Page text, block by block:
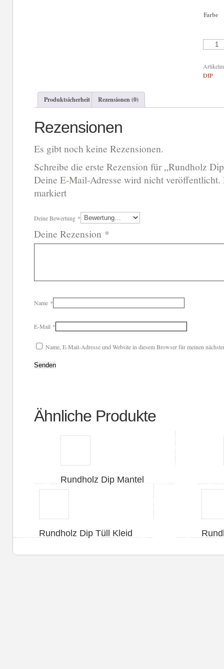
Farbe
Jacke
Menge
DIP
Produktsicherheit Rezensionen (0)
Rezensionen
Es gibt noch keine Rezensionen.
Schreibe die erste Rezension für „Rundholz
Deine E-Mail-Adresse wird nicht veröffentlicht.
markiert
Deine Bewertung *
Deine Rezension *
Name *
E-Mail *
Name, E-Mail-Adresse und Website in diesem Browser für meinen
Ähnliche Produkte
Rundholz Dip Mantel
Rundholz Dip Tüll Kleid